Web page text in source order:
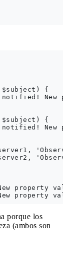
$subject) {
New
$subject) {
New
property
porque los
(ambos son